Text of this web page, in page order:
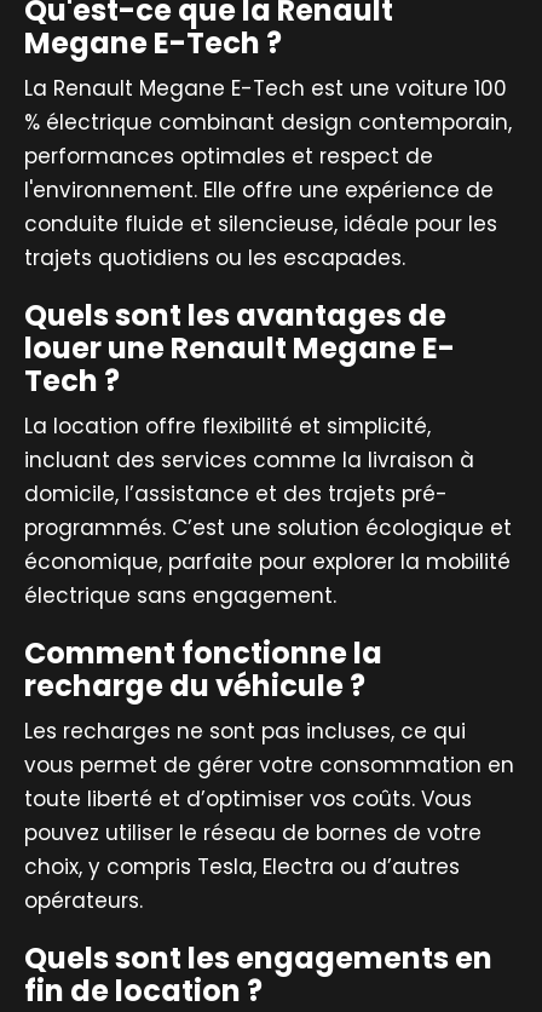
Qu'est-ce que la Renault
Megane E-Tech ?
La Renault Megane E-Tech est une voiture 100
% électrique combinant design contemporain,
performances optimales et respect de
l'environnement. Elle offre une expérience de
conduite fluide et silencieuse, idéale pour les
trajets quotidiens ou les escapades.
Quels sont les avantages de
louer une Renault Megane E-
Tech ?
La location offre flexibilité et simplicité,
incluant des services comme la livraison à
domicile, l’assistance et des trajets pré-
programmés. C’est une solution écologique et
économique, parfaite pour explorer la mobilité
électrique sans engagement.
Comment fonctionne la
recharge du véhicule ?
Les recharges ne sont pas incluses, ce qui
vous permet de gérer votre consommation en
toute liberté et d’optimiser vos coûts. Vous
pouvez utiliser le réseau de bornes de votre
choix, y compris Tesla, Electra ou d’autres
opérateurs.
Quels sont les engagements en
fin de location ?